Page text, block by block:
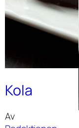
Kola
Av